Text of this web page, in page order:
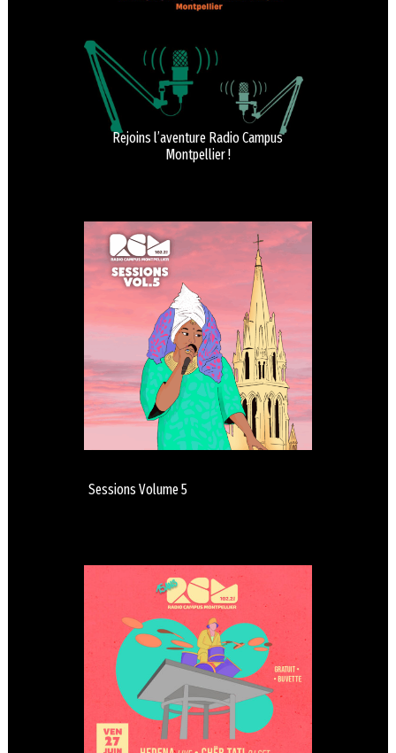
Rejoins l’aventure Radio Campus
Montpellier !
Sessions Volume 5